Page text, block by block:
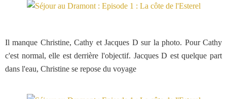
Il manque Christine, Cathy et Jacques D sur la photo. Pour Cathy
c'est normal, elle est derrière l'objectif. Jacques D est quelque part
dans l'eau, Christine se repose du voyage